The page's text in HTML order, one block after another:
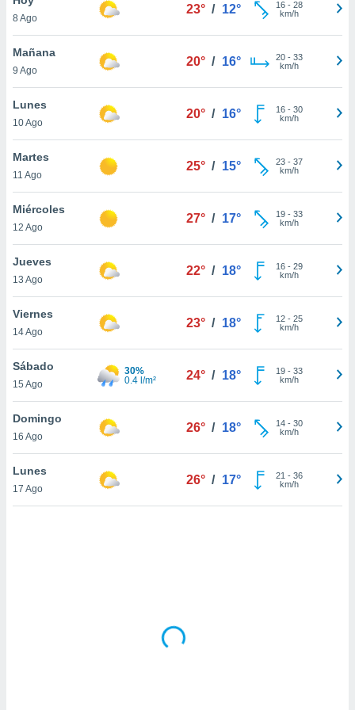
en
más
nuestra
de
cookies
aceptar
En
de que
el sitio
se
8 Ago
23° / 12° 16- 28
km/h
Mañana
9 Ago
20° / 16° 20- 33
km/h
Lunes
10 Ago
20° / 16° 16- 30
km/h
Martes
11 Ago
25° / 15° 23- 37
km/h
Miércoles
12 Ago
27° / 17° 19- 33
km/h
Jueves
13 Ago
22° / 18° 16- 29
km/h
Viernes
14 Ago
23° / 18° 12- 25
km/h
Sábado
15 Ago
30%
0.4 l/m²
24° / 18° 19- 33
km/h
Domingo
16 Ago
26° / 18° 14- 30
km/h
Lunes
17 Ago
26° / 17° 21 - 36
km/h